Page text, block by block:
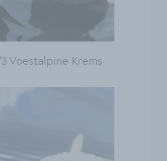
Voestalpine Krems